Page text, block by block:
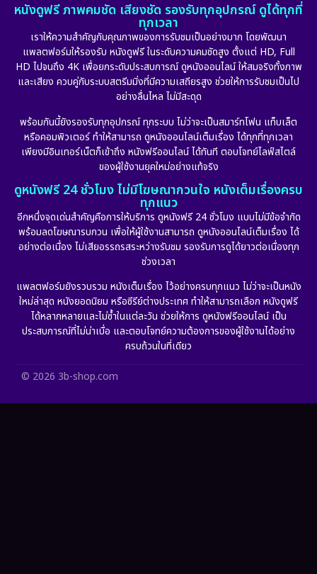
Emotional (101)
Epic มหากาพย์ (17)
Erotic (10)
Fantasy จินตนาการ (256)
Film
Gothic (6)
HBO GO (11)
HBO Max (2)
Healing
Heist (7)
หนังดูฟรี ภาพคมชัด เสียงชัด รองรับทุกอุปกรณ์ ดูได้ทุกที่
ทุกเวลา
เราให้ความสำคัญกับคุณภาพของการรับชมเป็นอย่างมาก โดยพัฒนา
แพลตฟอร์มให้รองรับ หนังดูฟรี ในระดับความคมชัดสูง ตั้งแต่ HD, Full
HD ไปจนถึง 4K เพื่อยกระดับประสบการณ์ ดูหนังออนไลน์ ให้สมจริงทั้งภาพ
และเสียง ควบคู่กับระบบสตรีมมิ่งที่มีความเสถียรสูง ช่วยให้การรับชมเป็นไป
อย่างลื่นไหล ไม่มีสะดุด
พร้อมกันนี้ยังรองรับทุกอุปกรณ์ ทุกระบบ ไม่ว่าจะเป็นสมาร์ทโฟน แท็บเล็ต
หรือคอมพิวเตอร์ ทำให้สามารถ ดูหนังออนไลน์เต็มเรื่อง ได้ทุกที่ทุกเวลา
เพียงมีอินเทอร์เน็ตก็เข้าถึง หนังฟรีออนไลน์ ได้ทันที ตอบโจทย์ไลฟ์สไตล์
ของผู้ใช้งานยุคใหม่อย่างแท้จริง
ดูหนังฟรี 24 ชั่วโมง ไม่มีโฆษณากวนใจ หนังเต็มเรื่องครบ
ทุกแนว
อีกหนึ่งจุดเด่นสำคัญคือการให้บริการ ดูหนังฟรี 24 ชั่วโมง แบบไม่มีข้อจำกัด
พร้อมลดโฆษณารบกวน เพื่อให้ผู้ใช้งานสามารถ ดูหนังออนไลน์เต็มเรื่อง ได้
อย่างต่อเนื่อง ไม่เสียอรรถรสระหว่างรับชม รองรับการดูได้ยาวต่อเนื่องทุก
ช่วงเวลา
แพลตฟอร์มยังรวบรวม หนังเต็มเรื่อง ไว้อย่างครบทุกแนว ไม่ว่าจะเป็นหนัง
ใหม่ล่าสุด หนังยอดนิยม หรือซีรีย์ต่างประเทศ ทำให้สามารถเลือก หนังดูฟรี
ได้หลากหลายและไม่ซ้ำในแต่ละวัน ช่วยให้การ ดูหนังฟรีออนไลน์ เป็น
ประสบการณ์ที่ไม่น่าเบื่อ และตอบโจทย์ความต้องการของผู้ใช้งานได้อย่าง
ครบถ้วนในที่เดียว
© 2026 3b-shop.com